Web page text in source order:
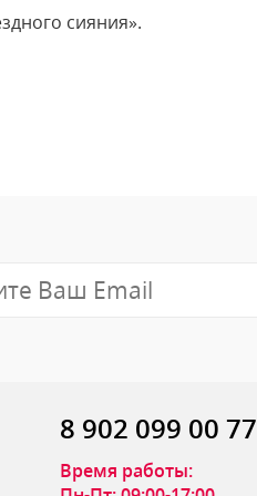
сияния».
8 902 099 00 77
Время работы: